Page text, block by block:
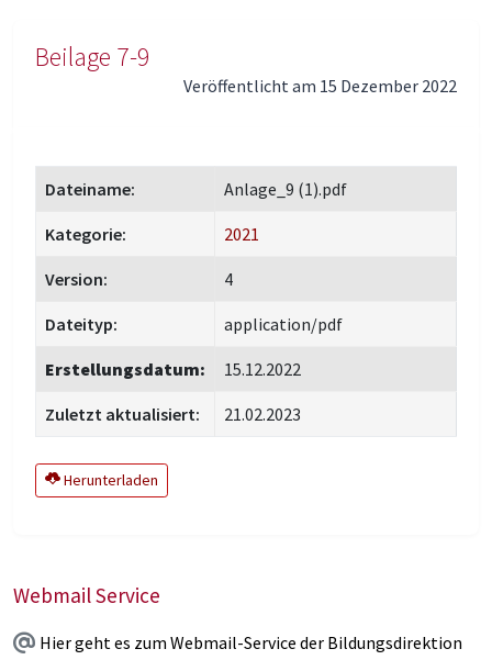
Beilage 7-9
Veröffentlicht am 15 Dezember 2022
Dateiname: Anlage_9 (1).pdf
Kategorie: 2021
Version: 4
Dateityp: application/pdf
Erstellungsdatum: 15.12.2022
Zuletzt aktualisiert: 21.02.2023
Herunterladen
Webmail Service
Hier geht es zum Webmail-Service der Bildungsdirektion